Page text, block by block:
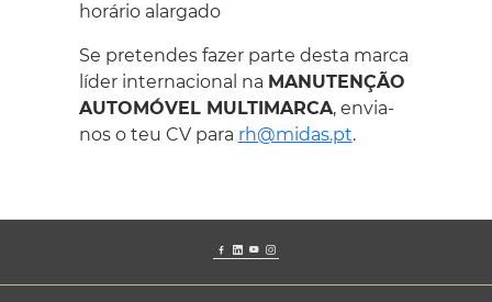
horário alargado
Se pretendes fazer parte desta marca
líder internacional na MANUTENÇÃO
AUTOMÓVEL MULTIMARCA, envia-
nos o teu CV para rh@midas.pt.